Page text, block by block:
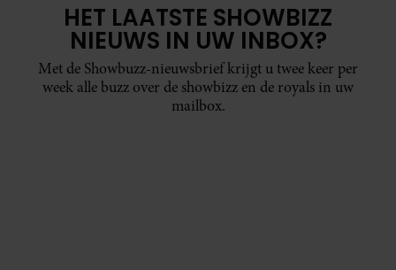
HET LAATSTE SHOWBIZZ
NIEUWS IN UW INBOX?
Met de Showbuzz-nieuwsbrief krijgt u twee keer per
week alle buzz over de showbizz en de royals in uw
mailbox.